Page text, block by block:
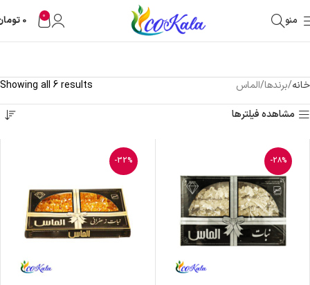
منو 0
0
خانه برندها الماس
Showing all 6 results
مشاهده فیلترها
-28%
-32%